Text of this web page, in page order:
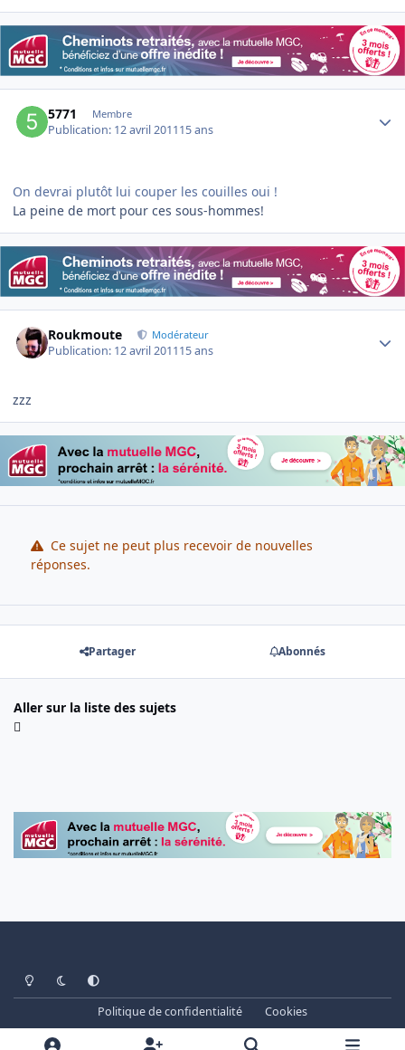
5771 Membre
Publication: 12 avril 201115 ans
On devrai plutôt lui couper les couilles oui !
La peine de mort pour ces sous-hommes!
Roukmoute Modérateur
Publication: 12 avril 201115 ans
zzz
Ce sujet ne peut plus recevoir de nouvelles
réponses.
Partager Abonnés
Aller sur la liste des sujets
Light ModeDark ModeSystem Preference
Politique de confidentialité
Cookies
www.cheminots.net - Forum Libre depuis 2003